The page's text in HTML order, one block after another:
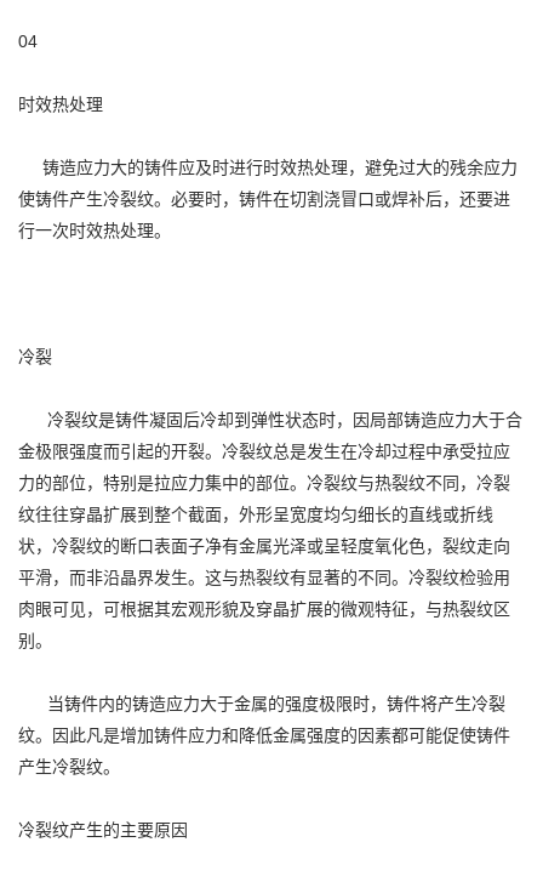
04
时效热处理
铸造应力大的铸件应及时进行时效热处理，避免过大的残余应力
使铸件产生冷裂纹。必要时，铸件在切割浇冒口或焊补后，还要进
行一次时效热处理。
冷裂
冷裂纹是铸件凝固后冷却到弹性状态时，因局部铸造应力大于合
金极限强度而引起的开裂。冷裂纹总是发生在冷却过程中承受拉应
力的部位，特别是拉应力集中的部位。冷裂纹与热裂纹不同，冷裂
纹往往穿晶扩展到整个截面，外形呈宽度均匀细长的直线或折线
状，冷裂纹的断口表面子净有金属光泽或呈轻度氧化色，裂纹走向
平滑，而非沿晶界发生。这与热裂纹有显著的不同。冷裂纹检验用
肉眼可见，可根据其宏观形貌及穿晶扩展的微观特征，与热裂纹区
别。
当铸件内的铸造应力大于金属的强度极限时，铸件将产生冷裂
纹。因此凡是增加铸件应力和降低金属强度的因素都可能促使铸件
产生冷裂纹。
冷裂纹产生的主要原因